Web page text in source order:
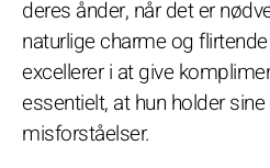
deres ånder, når det er
naturlige charme og
excellerer i at give
essentielt, at hun holder
misforståelser.